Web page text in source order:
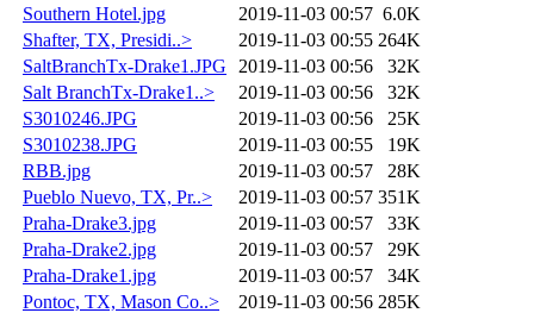
Southern Hotel.jpg
2019-11-03 00:57 6.0K
Shafter, TX, Presidi..>
2019-11-03 00:55 264K
SaltBranchTx-Drake1.JPG
2019-11-03 00:56
32K
Salt BranchTx-Drake1..>
2019-11-03 00:56
32K
S3010246.JPG
2019-11-03 00:56
25K
S3010238.JPG
2019-11-03 00:55
19K
RBB.jpg
2019-11-03 00:57
28K
Pueblo Nuevo, TX, Pr..>
2019-11-03 00:57 351K
Praha-Drake3.jpg
2019-11-03 00:57
33K
Praha-Drake2.jpg
2019-11-03 00:57
29K
Praha-Drake1.jpg
2019-11-03 00:57
34K
Pontoc, TX, Mason Co..>
2019-11-03 00:56 285K